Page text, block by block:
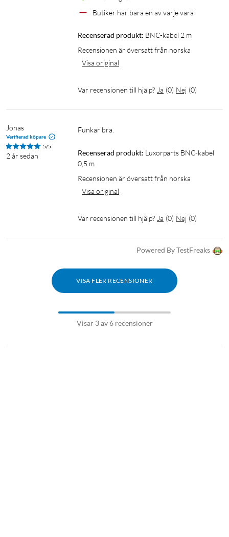
Butiker har bara en av varje vara
Recenserad produkt: BNC-kabel 2 m
Recensionen är översatt från norska
Visa original
Var recensionen till hjälp? Ja (0) Nej (0)
Jonas
Verifierad köpare
5/5
2 år sedan
Funkar bra.
Recenserad produkt: Luxorparts BNC-kabel
0,5 m
Recensionen är översatt från norska
Visa original
Var recensionen till hjälp? Ja (0) Nej (0)
Powered By TestFreaks
VISA FLER RECENSIONER
Visar 3 av 6 recensioner